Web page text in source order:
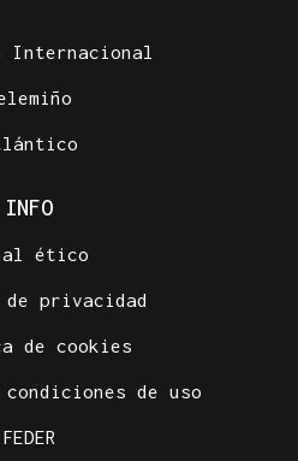
Internacional
INFO
ético
privacidad
de cookies
de uso
FEDER